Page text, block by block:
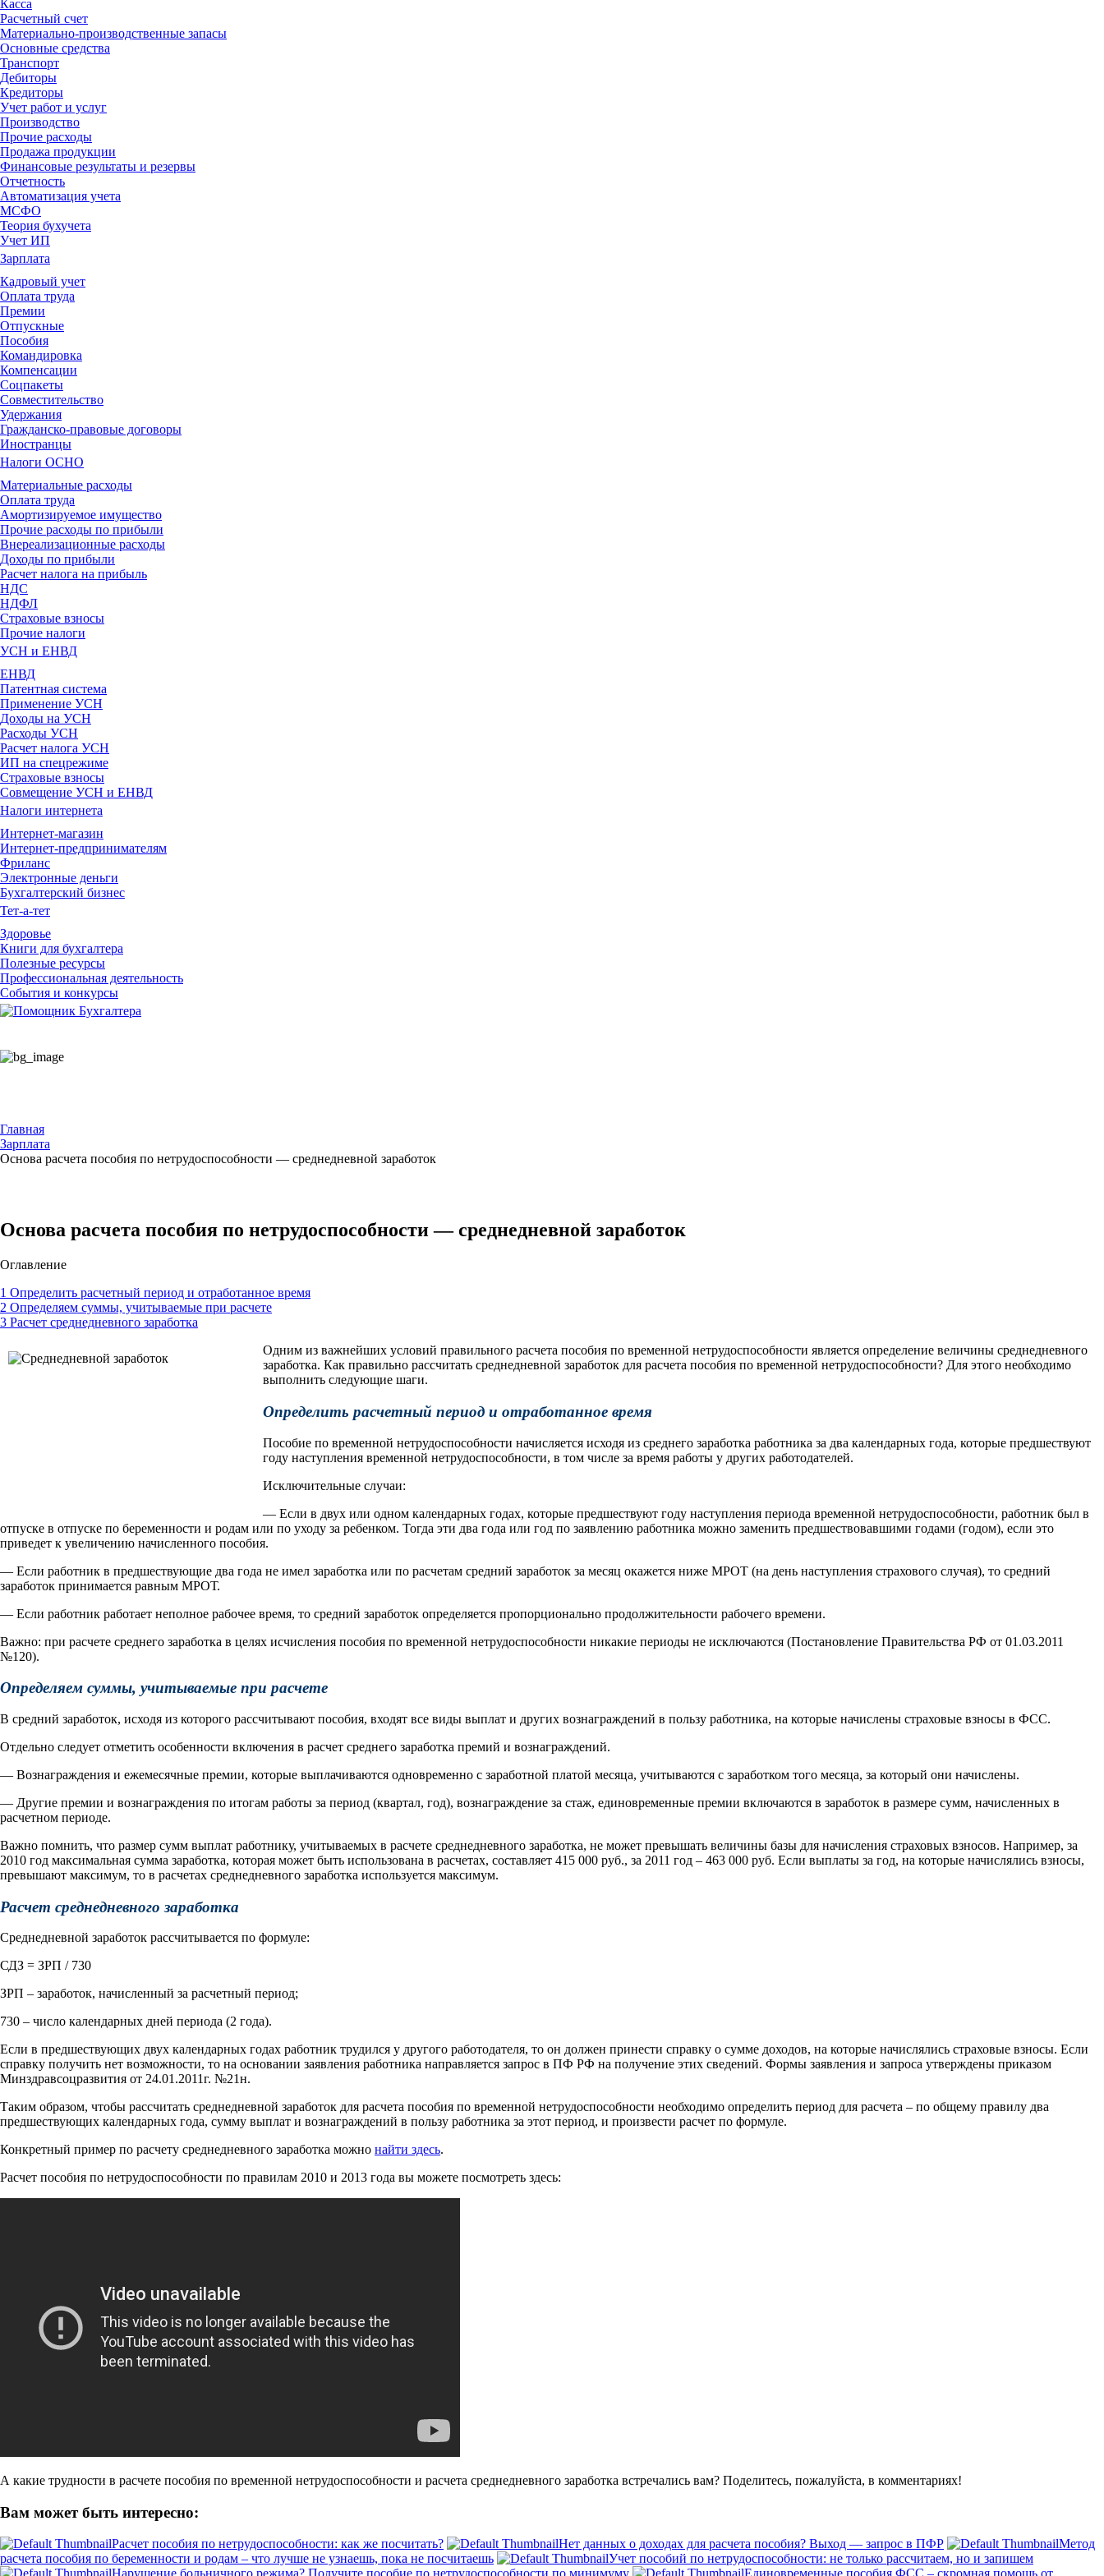
Касса
Расчетный счет
Материально-производственные запасы
Основные средства
Транспорт
Дебиторы
Кредиторы
Учет работ и услуг
Производство
Прочие расходы
Продажа продукции
Финансовые результаты и резервы
Отчетность
Автоматизация учета
МСФО
Теория бухучета
Учет ИП
Зарплата
Кадровый учет
Оплата труда
Премии
Отпускные
Пособия
Командировка
Компенсации
Соцпакеты
Совместительство
Удержания
Гражданско-правовые договоры
Иностранцы
Налоги ОСНО
Материальные расходы
Оплата труда
Амортизируемое имущество
Прочие расходы по прибыли
Внереализационные расходы
Доходы по прибыли
Расчет налога на прибыль
НДС
НДФЛ
Страховые взносы
Прочие налоги
УСН и ЕНВД
ЕНВД
Патентная система
Применение УСН
Доходы на УСН
Расходы УСН
Расчет налога УСН
ИП на спецрежиме
Страховые взносы
Совмещение УСН и ЕНВД
Налоги интернета
Интернет-магазин
Интернет-предпринимателям
Фриланс
Электронные деньги
Бухгалтерский бизнес
Тет-а-тет
Здоровье
Книги для бухгалтера
Полезные ресурсы
Профессиональная деятельность
События и конкурсы
Главная
Зарплата
Основа расчета пособия по нетрудоспособности — среднедневной заработок
Основа расчета пособия по нетрудоспособности — среднедневной заработок
Оглавление
1 Определить расчетный период и отработанное время
2 Определяем суммы, учитываемые при расчете
3 Расчет среднедневного заработка
Одним из важнейших условий правильного расчета пособия по временной нетрудоспособности является определение величины среднедневного
заработка. Как правильно рассчитать среднедневной заработок для расчета пособия по временной нетрудоспособности? Для этого необходимо
выполнить следующие шаги.
Определить расчетный период и отработанное время
Пособие по временной нетрудоспособности начисляется исходя из среднего заработка работника за два календарных года, которые предшествуют
году наступления временной нетрудоспособности, в том числе за время работы у других работодателей.
Исключительные случаи:
— Если в двух или одном календарных годах, которые предшествуют году наступления периода временной нетрудоспособности, работник был в
отпуске в отпуске по беременности и родам или по уходу за ребенком. Тогда эти два года или год по заявлению работника можно заменить предшествовавшими годами (годом), если это
приведет к увеличению начисленного пособия.
— Если работник в предшествующие два года не имел заработка или по расчетам средний заработок за месяц окажется ниже МРОТ (на день наступления страхового случая), то средний
заработок принимается равным МРОТ.
— Если работник работает неполное рабочее время, то средний заработок определяется пропорционально продолжительности рабочего времени.
Важно: при расчете среднего заработка в целях исчисления пособия по временной нетрудоспособности никакие периоды не исключаются (Постановление Правительства РФ от 01.03.2011
№120).
Определяем суммы, учитываемые при расчете
В средний заработок, исходя из которого рассчитывают пособия, входят все виды выплат и других вознаграждений в пользу работника, на которые начислены страховые взносы в ФСС.
Отдельно следует отметить особенности включения в расчет среднего заработка премий и вознаграждений.
— Вознаграждения и ежемесячные премии, которые выплачиваются одновременно с заработной платой месяца, учитываются с заработком того месяца, за который они начислены.
— Другие премии и вознаграждения по итогам работы за период (квартал, год), вознаграждение за стаж, единовременные премии включаются в заработок в размере сумм, начисленных в
расчетном периоде.
Важно помнить, что размер сумм выплат работнику, учитываемых в расчете среднедневного заработка, не может превышать величины базы для начисления страховых взносов. Например, за
2010 год максимальная сумма заработка, которая может быть использована в расчетах, составляет 415 000 руб., за 2011 год – 463 000 руб. Если выплаты за год, на которые начислялись взносы,
превышают максимум, то в расчетах среднедневного заработка используется максимум.
Расчет среднедневного заработка
Среднедневной заработок рассчитывается по формуле:
СДЗ = ЗРП / 730
ЗРП – заработок, начисленный за расчетный период;
730 – число календарных дней периода (2 года).
Если в предшествующих двух календарных годах работник трудился у другого работодателя, то он должен принести справку о сумме доходов, на которые начислялись страховые взносы. Если
справку получить нет возможности, то на основании заявления работника направляется запрос в ПФ РФ на получение этих сведений. Формы заявления и запроса утверждены приказом
Минздравсоцразвития от 24.01.2011г. №21н.
Таким образом, чтобы рассчитать среднедневной заработок для расчета пособия по временной нетрудоспособности необходимо определить период для расчета – по общему правилу два
предшествующих календарных года, сумму выплат и вознаграждений в пользу работника за этот период, и произвести расчет по формуле.
Конкретный пример по расчету среднедневного заработка можно найти здесь.
Расчет пособия по нетрудоспособности по правилам 2010 и 2013 года вы можете посмотреть здесь:
А какие трудности в расчете пособия по временной нетрудоспособности и расчета среднедневного заработка встречались вам? Поделитесь, пожалуйста, в комментариях!
Вам может быть интересно:
Расчет пособия по нетрудоспособности: как же посчитать? Нет данных о доходах для расчета пособия? Выход — запрос в ПФР
Метод
расчета пособия по беременности и родам – что лучше не узнаешь, пока не посчитаешь
Учет пособий по нетрудоспособности: не только рассчитаем, но и запишем
Нарушение больничного режима? Получите пособие по нетрудоспособности по минимуму
Единовременные пособия ФСС – скромная помощь от